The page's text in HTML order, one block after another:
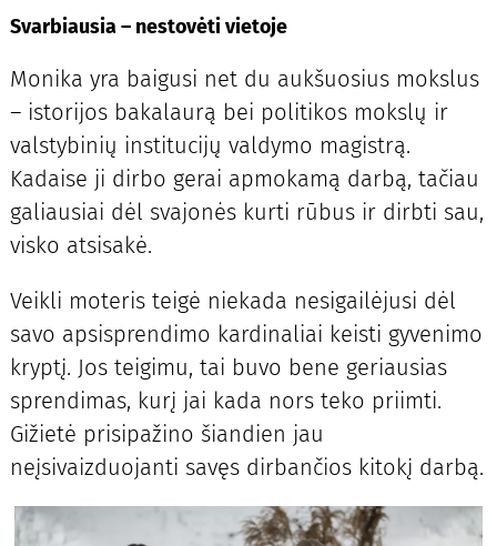
Svarbiausia – nestovėti vietoje
Monika yra baigusi net du aukšuosius mokslus
– istorijos bakalaurą bei politikos mokslų ir
valstybinių institucijų valdymo magistrą.
Kadaise ji dirbo gerai apmokamą darbą, tačiau
galiausiai dėl svajonės kurti rūbus ir dirbti sau,
visko atsisakė.
Veikli moteris teigė niekada nesigailėjusi dėl
savo apsisprendimo kardinaliai keisti gyvenimo
kryptį. Jos teigimu, tai buvo bene geriausias
sprendimas, kurį jai kada nors teko priimti.
Gižietė prisipažino šiandien jau
neįsivaizduojanti savęs dirbančios kitokį darbą.